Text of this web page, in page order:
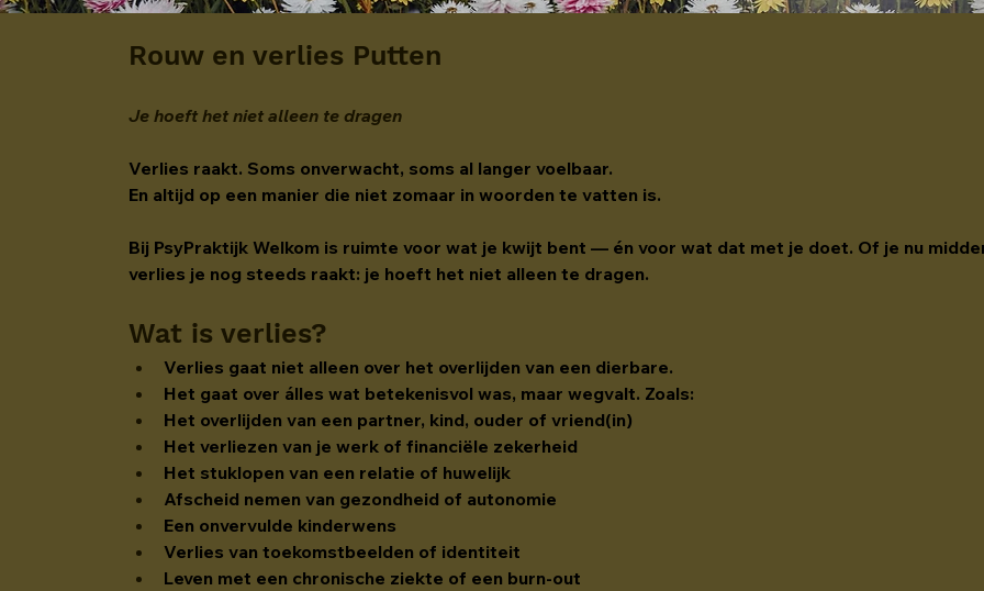
Rouw en verlies Putten
Je hoeft het niet alleen te dragen
Verlies raakt. Soms onverwacht, soms al langer voelbaar.
En altijd op een manier die niet zomaar in woorden te vatten is.
Bij PsyPraktijk Welkom is ruimte voor wat je kwijt bent — én voor wat dat met je doet. Of je nu
verlies je nog steeds raakt: je hoeft het niet alleen te dragen.
Wat is verlies?
Verlies gaat niet alleen over het overlijden van een dierbare.
Het gaat over álles wat betekenisvol was, maar wegvalt. Zoals:
Het overlijden van een partner, kind, ouder of vriend(in)
Het verliezen van je werk of financiële zekerheid
Het stuklopen van een relatie of huwelijk
Afscheid nemen van gezondheid of autonomie
Een onvervulde kinderwens
Verlies van toekomstbeelden of identiteit
Leven met een chronische ziekte of een burn-out